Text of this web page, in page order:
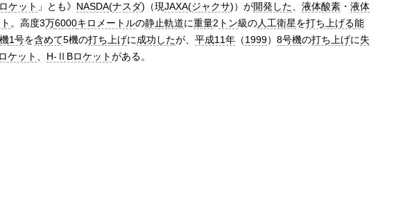
:
4
1
.
2
1
ケット 」とも》 NASDA(ナスダ)（現JAXA(ジャクサ)）が開発した 、液体酸素 ・液体
。高度3万6000キロメートルの静止軌道に重量2 トン級の人工衛星を打ち上げる能
1号を含めて5機の打ち上げに成功したが、平成11年 （1999）8号機の打ち上げに失
ケット H-ⅡBロケットがある。